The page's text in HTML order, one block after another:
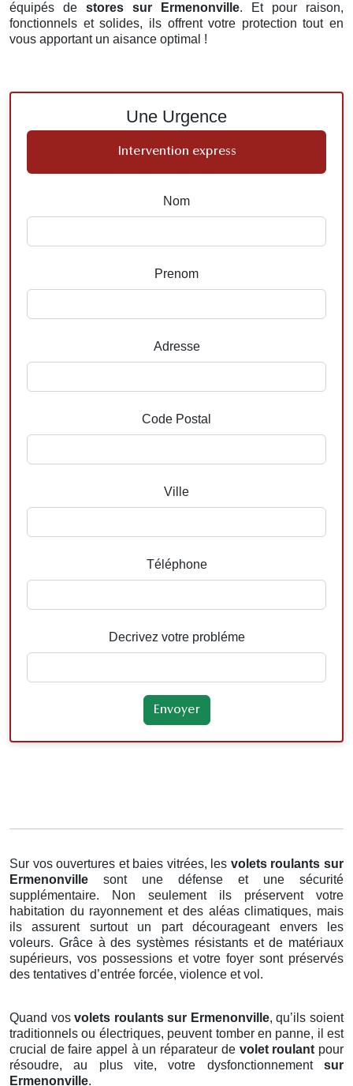
équipés de stores sur Ermenonville. Et pour raison,
fonctionnels et solides, ils offrent votre protection tout en
vous apportant un aisance optimal !
Une Urgence
Intervention express
Nom
Prenom
Adresse
Code Postal
Ville
Téléphone
Decrivez votre probléme
Sur vos ouvertures et baies vitrées, les volets roulants sur
Ermenonville sont une défense et une sécurité
supplémentaire. Non seulement ils préservent votre
habitation du rayonnement et des aléas climatiques, mais
ils assurent surtout un part décourageant envers les
voleurs. Grâce à des systèmes résistants et de matériaux
supérieurs, vos possessions et votre foyer sont préservés
des tentatives d’entrée forcée, violence et vol.
Quand vosvolets roulants sur Ermenonville, qu’ils soient
traditionnels ou électriques, peuvent tomber en panne, il est
crucial de faire appel à un réparateur de volet roulantpour
résoudre, au plus vite, votre dysfonctionnement sur
Ermenonville.